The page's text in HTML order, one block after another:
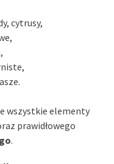
cytrusy,
wszystkie elementy
prawidłowego
.